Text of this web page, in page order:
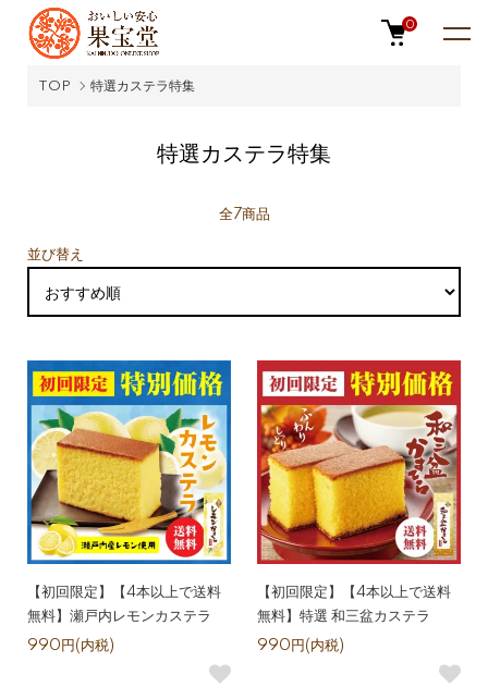
0
TOP 特選カステラ特集
特選カステラ特集
全7商品
並び替え
【初回限定】【4本以上で送料
無料】瀬戸内レモンカステラ
990円(内税)
【初回限定】【4本以上で送料
無料】特選 和三盆カステラ
990円(内税)